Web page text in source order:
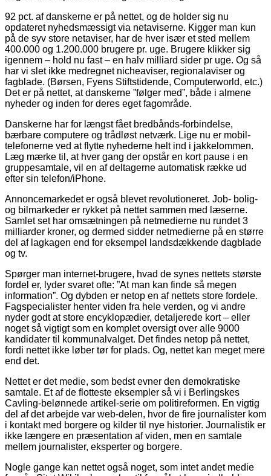
92 pct. af danskerne er på nettet, og de holder sig nu
opdateret nyhedsmæssigt via netaviserne. Kigger man kun
på de syv store netaviser, har de hver især et sted mellem
400.000 og 1.200.000 brugere pr. uge. Brugere klikker sig
igennem – hold nu fast – en halv milliard sider pr uge. Og så
har vi slet ikke medregnet nicheaviser, regionalaviser og
fagblade. (Børsen, Fyens Stiftstidende, Computerworld, etc.)
Det er på nettet, at danskerne ”følger med”, både i almene
nyheder og inden for deres eget fagområde.
Danskerne har for længst fået bredbånds-forbindelse,
bærbare computere og trådløst netværk. Lige nu er mobil-
telefonerne ved at flytte nyhederne helt ind i jakkelommen.
Læg mærke til, at hver gang der opstår en kort pause i en
gruppesamtale, vil en af deltagerne automatisk række ud
efter sin telefon/iPhone.
Annoncemarkedet er også blevet revolutioneret. Job- bolig-
og bilmarkeder er rykket på nettet sammen med læserne.
Samlet set har omsætningen på netmedierne nu rundet 3
milliarder kroner, og dermed sidder netmedierne på en større
del af lagkagen end for eksempel landsdækkende dagblade
og tv.
Spørger man internet-brugere, hvad de synes nettets største
fordel er, lyder svaret ofte: ”At man kan finde så megen
information”. Og dybden er netop en af nettets store fordele.
Fagspecialister henter viden fra hele verden, og vi andre
nyder godt at store encyklopædier, detaljerede kort – eller
noget så vigtigt som en komplet oversigt over alle 9000
kandidater til kommunalvalget. Det findes netop på nettet,
fordi nettet ikke løber tør for plads. Og, nettet kan meget mere
end det.
Nettet er det medie, som bedst evner den demokratiske
samtale. Et af de flotteste eksempler så vi i Berlingskes
Cavling-belønnede artikel-serie om politireformen. En vigtig
del af det arbejde var web-delen, hvor de fire journalister kom
i kontakt med borgere og kilder til nye historier. Journalistik er
ikke længere en præsentation af viden, men en samtale
mellem journalister, eksperter og borgere.
Nogle gange kan nettet også noget, som intet andet medie